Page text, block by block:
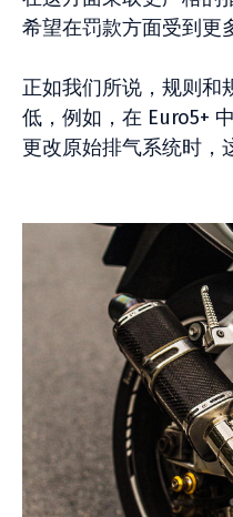
希望在罚款方面受到更
正如我们所说，规则和
低，例如，在 Euro5+
更改原始排气系统时，